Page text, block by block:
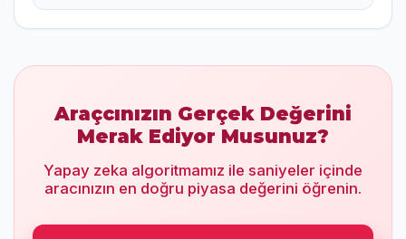
Araçcınızın Gerçek Değerini
Merak Ediyor Musunuz?
Yapay zeka algoritmamız ile saniyeler içinde
aracınızın en doğru piyasa değerini öğrenin.